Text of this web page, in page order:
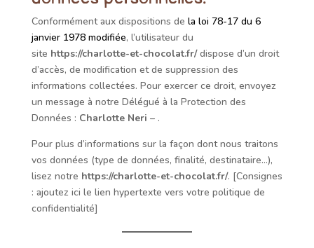
Conformément aux dispositions de la loi 78-17 du 6
janvier 1978 modifiée, l’utilisateur du
site https://charlotte-et-chocolat.fr/ dispose d’un droit
d’accès, de modification et de suppression des
informations collectées. Pour exercer ce droit, envoyez
un message à notre Délégué à la Protection des
Données : Charlotte Neri – .
Pour plus d’informations sur la façon dont nous traitons
vos données (type de données, finalité, destinataire…),
lisez notre https://charlotte-et-chocolat.fr/. [Consignes
: ajoutez ici le lien hypertexte vers votre politique de
confidentialité]